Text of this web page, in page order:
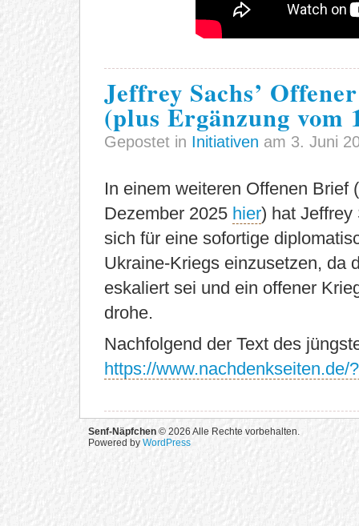
Jeffrey Sachs’
(plus Ergänzung vom
Gepostet in Initiativen am 3. Juni
In einem weiteren Offenen Brief
Dezember 2025 hier) hat Jeffrey
sich für eine sofortige
Ukraine-Kriegs einzusetzen, da
eskaliert sei und ein offener
drohe.
Nachfolgend der Text des
https://www.nachdenkseiten.de/
Senf-Näpfchen © 2026 Alle Rechte vorbehalten.
Powered by WordPress